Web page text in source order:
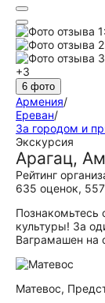
+3
6 фото
Армения/
Ереван/
За городом и
Экскурсия
Арагац,
Рейтинг
635 оценок,
Познакомьтесь
культуры! За
Ваграмашен на
Матевос,